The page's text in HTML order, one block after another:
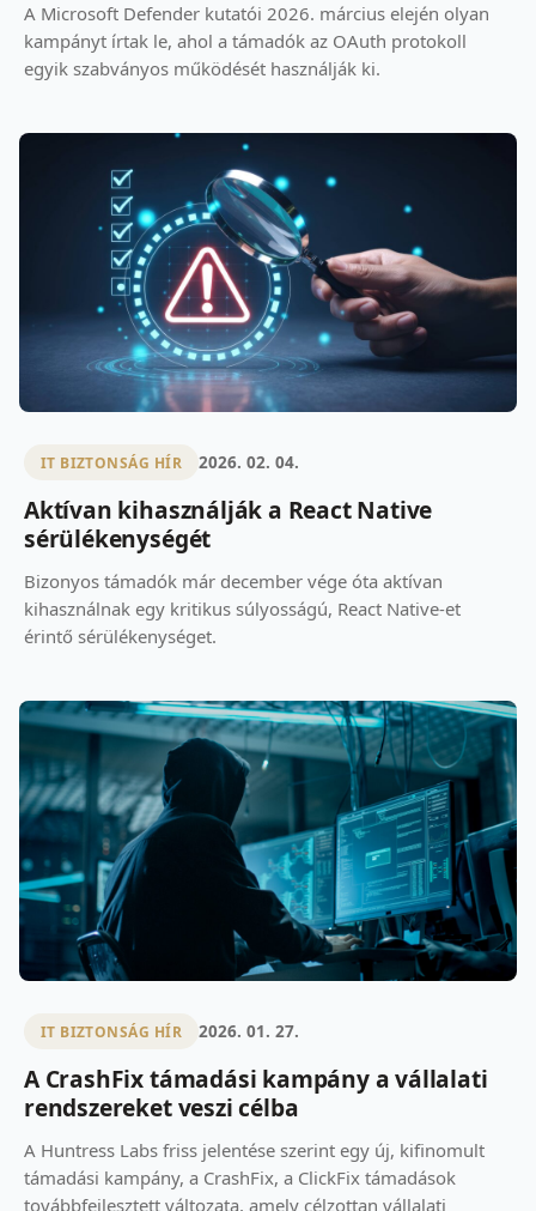
A Microsoft Defender kutatói 2026. március elején olyan
kampányt írtak le, ahol a támadók az OAuth protokoll
egyik szabványos működését használják ki.
IT BIZTONSÁG HÍR 2026. 02. 04.
Aktívan kihasználják a React Native
sérülékenységét
Bizonyos támadók már december vége óta aktívan
kihasználnak egy kritikus súlyosságú, React Native-et
érintő sérülékenységet.
IT BIZTONSÁG HÍR 2026. 01. 27.
A CrashFix támadási kampány a vállalati
rendszereket veszi célba
A Huntress Labs friss jelentése szerint egy új, kifinomult
támadási kampány, a CrashFix, a ClickFix támadások
továbbfejlesztett változata, amely célzottan vállalati